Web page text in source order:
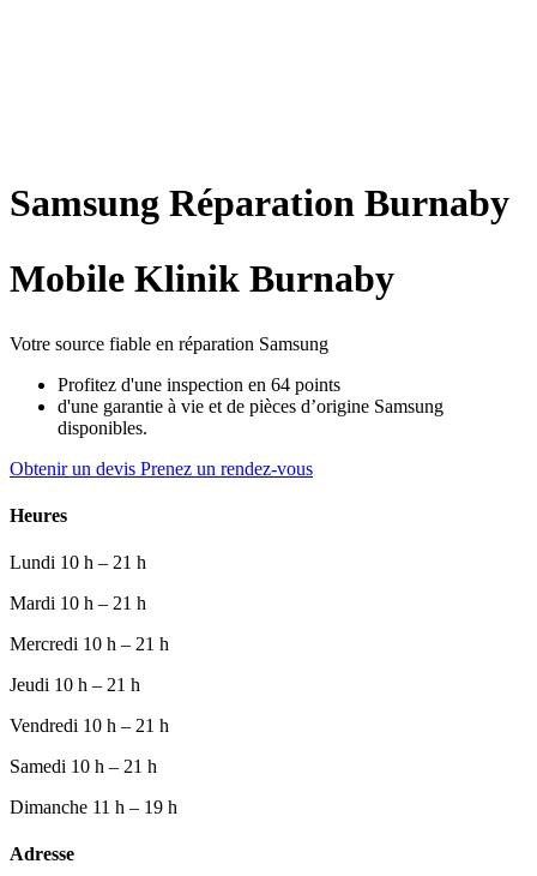
Samsung Réparation Burnaby
Mobile Klinik Burnaby
Votre source fiable en réparation Samsung
Profitez d'une inspection en 64 points
d'une garantie à vie et de pièces d’origine Samsung
disponibles.
Obtenir un devis Prenez un rendez-vous
Heures
Lundi 10 h – 21 h
Mardi 10 h – 21 h
Mercredi 10 h – 21 h
Jeudi 10 h – 21 h
Vendredi 10 h – 21 h
Samedi 10 h – 21 h
Dimanche 11 h – 19 h
Adresse